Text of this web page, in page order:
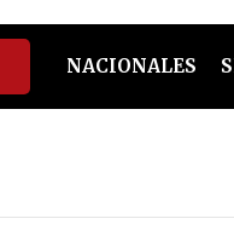
NACIONALES